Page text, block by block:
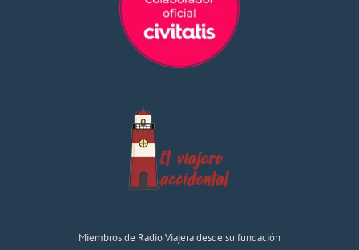
Miembros de Radio Viajera desde su fundación